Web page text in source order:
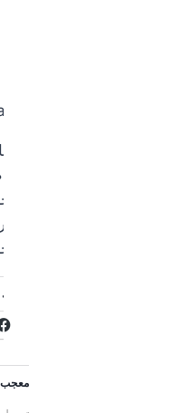
معجب